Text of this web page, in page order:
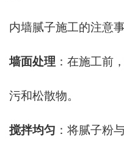
内墙腻子施工的注意
墙面处理 ：在施工前
污和松散物。
搅拌均匀 ：将腻子粉